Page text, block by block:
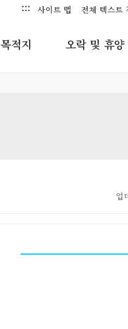
::: 사이트 맵 전체 텍스트
목적지 오락 및 휴양
업